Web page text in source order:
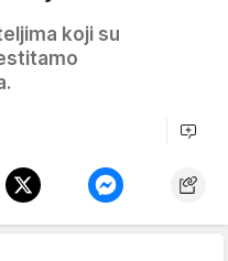
koji su